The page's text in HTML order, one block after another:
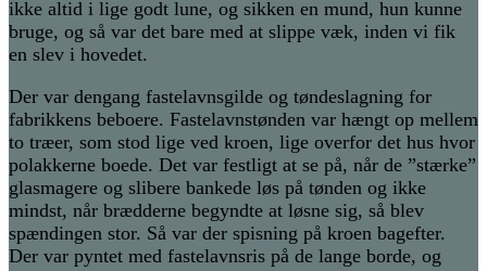
ikke altid i lige godt lune, og sikken en mund, hun kunne
bruge, og så var det bare med at slippe væk, inden vi fik
en slev i hovedet.
Der var dengang fastelavnsgilde og tøndeslagning for
fabrikkens beboere. Fastelavnstønden var hængt op mellem
to træer, som stod lige ved kroen, lige overfor det hus hvor
polakkerne boede. Det var festligt at se på, når de ”stærke”
glasmagere og slibere bankede løs på tønden og ikke
mindst, når brædderne begyndte at løsne sig, så blev
spændingen stor. Så var der spisning på kroen bagefter.
Der var pyntet med fastelavnsris på de lange borde, og